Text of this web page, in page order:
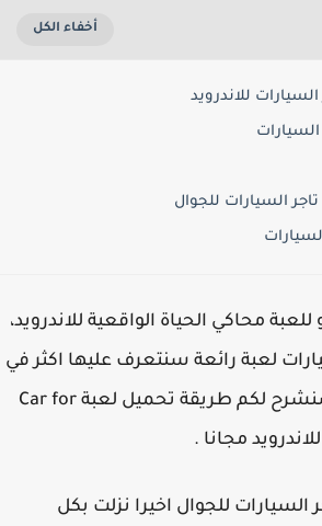
للاندرويد
السيارات للجوال
محاكي الحياة الواقعية للاندرويد،
لعبة رائعة سنتعرف عليها اكثر في
هذا المقال و كذلك سنشرح لكم طريقة تحميل لعبة Car for
للجوال اخيرا نزلت بكل